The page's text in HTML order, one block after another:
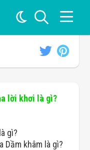
lời khơi là gì?
gì?
Dầm khâm là gì?